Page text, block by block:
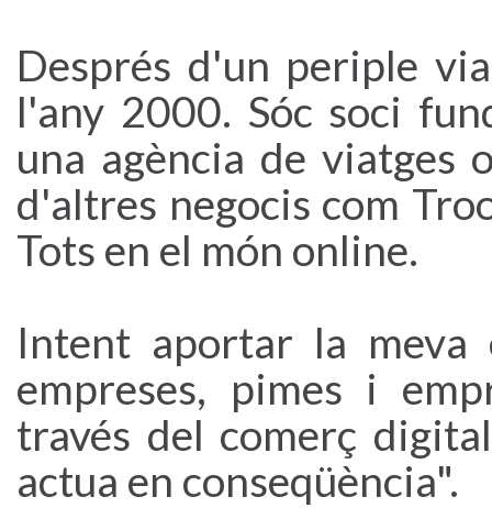
Després d'un periple
l'any 2000. Sóc soci
una agència de viatges
d'altres negocis com
Tots en el món online.
Intent aportar la meva
empreses, pimes i
través del comerç
actua en conseqüència".